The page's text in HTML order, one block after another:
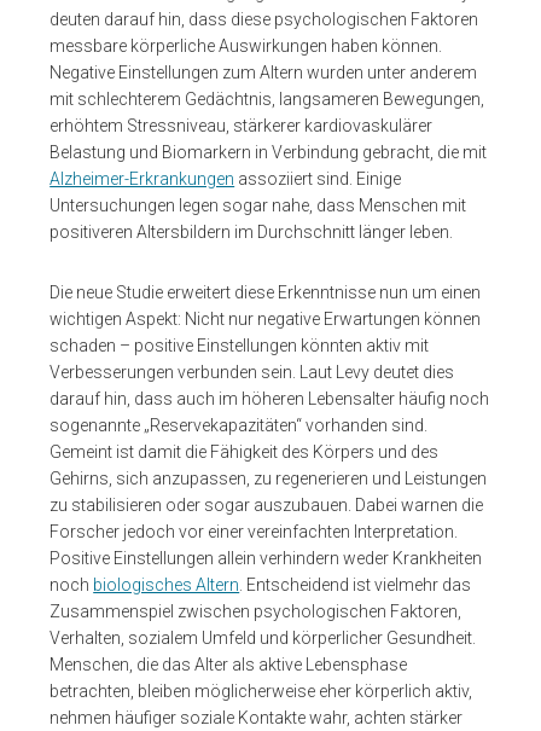
deuten darauf hin, dass diese psychologischen Faktoren
messbare körperliche Auswirkungen haben können.
Negative Einstellungen zum Altern wurden unter anderem
mit schlechterem Gedächtnis, langsameren Bewegungen,
erhöhtem Stressniveau, stärkerer kardiovaskulärer
Belastung und Biomarkern in Verbindung gebracht, die mit
Alzheimer-Erkrankungen assoziiert sind. Einige
Untersuchungen legen sogar nahe, dass Menschen mit
positiveren Altersbildern im Durchschnitt länger leben.
Die neue Studie erweitert diese Erkenntnisse nun um einen
wichtigen Aspekt: Nicht nur negative Erwartungen können
schaden – positive Einstellungen könnten aktiv mit
Verbesserungen verbunden sein. Laut Levy deutet dies
darauf hin, dass auch im höheren Lebensalter häufig noch
sogenannte „Reservekapazitäten“ vorhanden sind.
Gemeint ist damit die Fähigkeit des Körpers und des
Gehirns, sich anzupassen, zu regenerieren und Leistungen
zu stabilisieren oder sogar auszubauen. Dabei warnen die
Forscher jedoch vor einer vereinfachten Interpretation.
Positive Einstellungen allein verhindern weder Krankheiten
noch biologisches Altern . Entscheidend ist vielmehr das
Zusammenspiel zwischen psychologischen Faktoren,
Verhalten, sozialem Umfeld und körperlicher Gesundheit.
Menschen, die das Alter als aktive Lebensphase
betrachten, bleiben möglicherweise eher körperlich aktiv,
nehmen häufiger soziale Kontakte wahr, achten stärker